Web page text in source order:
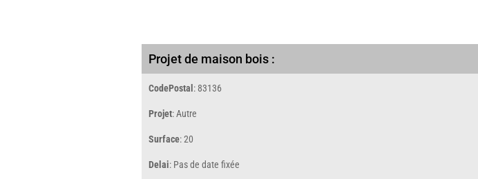
Projet de maison bois :
CodePostal : 83136
Projet: Autre
Surface: 20
Delai: Pas de date fixée